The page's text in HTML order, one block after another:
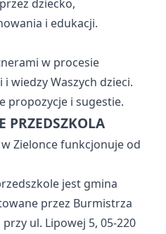
dziecko,
i edukacji.
w procesie
wiedzy Waszych dzieci.
propozycje i sugestie.
PRZEDSZKOLA
Zielonce funkcjonuje od
jest gmina
przez Burmistrza
ul. Lipowej 5, 05-220